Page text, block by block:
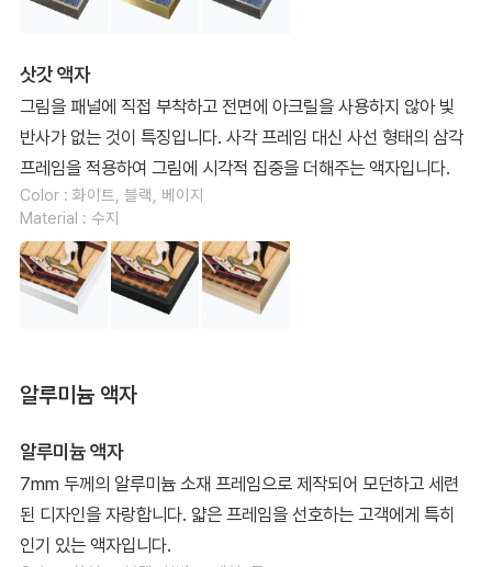
삿갓 액자
그림을 패널에 직접 부착하고 전면에 아크릴을 사용하지 않아 빛
반사가 없는 것이 특징입니다. 사각 프레임 대신 사선 형태의 삼각
프레임을 적용하여 그림에 시각적 집중을 더해주는 액자입니다.
Color : 화이트, 블랙, 베이지
Material : 수지
알루미늄 액자
알루미늄 액자
7mm 두께의 알루미늄 소재 프레임으로 제작되어 모던하고 세련
된 디자인을 자랑합니다. 얇은 프레임을 선호하는 고객에게 특히
인기 있는 액자입니다.